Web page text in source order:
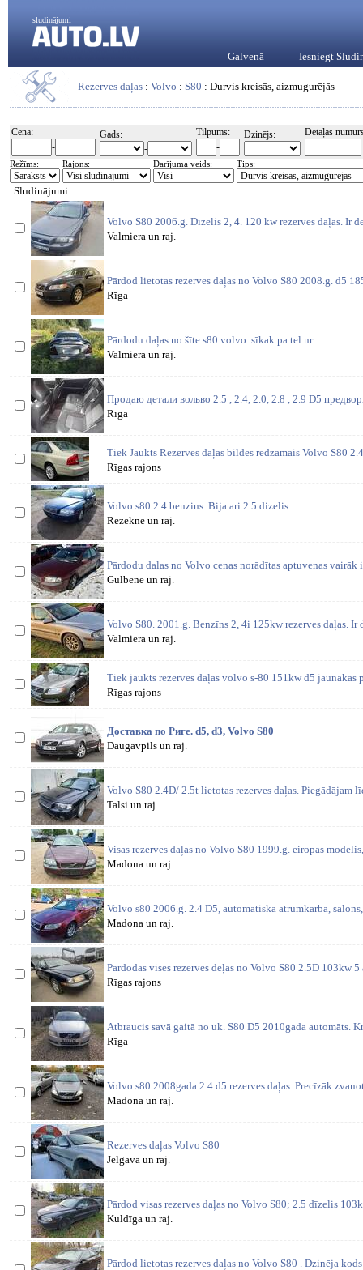
sludinājumi
Galvenā Iesniegt
Rezerves daļas : Volvo : S80 : Durvis kreisās, aizmugurējās
Cena:
-
Gads:
-
Tilpums:
-
Dzinējs: Detaļas
Režīms: Rajons: Darījuma veids: Tips:
Sludinājumi
Volvo S80 2006.g. Dīzelis 2, 4. 120 kw rezerves daļas. Ir
Valmiera un raj.
Pārdod lietotas rezerves daļas no Volvo S80 2008.g. d5
Rīga
Pārdodu daļas no šīte s80 volvo. sīkak pa tel nr.
Valmiera un raj.
Продаю детали вольво 2.5 , 2.4, 2.0, 2.8 , 2.9 D5
Rīga
Tiek Jaukts Rezerves daļās bildēs redzamais Volvo S80
Rīgas rajons
Volvo s80 2.4 benzins. Bija ari 2.5 dizelis.
Rēzekne un raj.
Pārdodu dalas no Volvo cenas norādītas aptuvenas vairāk
Gulbene un raj.
Volvo S80. 2001.g. Benzīns 2, 4i 125kw rezerves daļas. Ir
Valmiera un raj.
Tiek jaukts rezerves daļās volvo s-80 151kw d5 jaunākās
Rīgas rajons
Доставка по Риге. d5, d3, Volvo S80
Daugavpils un raj.
Volvo S80 2.4D/ 2.5t lietotas rezerves daļas. Piegādājam
Talsi un raj.
Visas rezerves daļas no Volvo S80 1999.g. eiropas
Madona un raj.
Volvo s80 2006.g. 2.4 D5, automātiskā ātrumkārba,
Madona un raj.
Pārdodas vises rezerves deļas no Volvo S80 2.5D 103kw
Rīgas rajons
Atbraucis savā gaitā no uk. S80 D5 2010gada automāts.
Rīga
Volvo s80 2008gada 2.4 d5 rezerves daļas. Precīzāk
Madona un raj.
Rezerves daļas Volvo S80
Jelgava un raj.
Pārdod visas rezerves daļas no Volvo S80; 2.5 dīzelis
Kuldīga un raj.
Pārdod lietotas rezerves daļas no Volvo S80 . Dzinēja